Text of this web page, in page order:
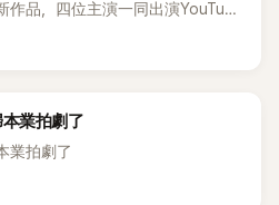
作品，四位主演一同出演YouTube
卻意外掀起爭議。不少網友認
業拍劇了
業拍劇了